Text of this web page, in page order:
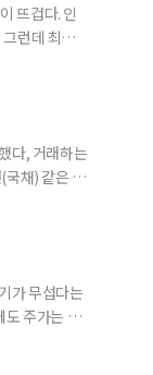
뜨겁다. 인
런데 최근
얼
다, 거래하는
국채) 같은 고
가 무섭다는
도 주가는 오